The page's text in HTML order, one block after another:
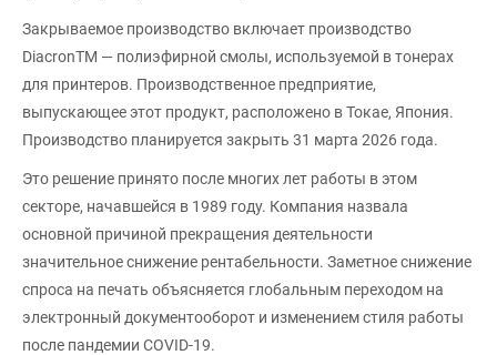
Закрываемое производство включает производство
DiacronTM — полиэфирной смолы, используемой в тонерах
для принтеров. Производственное предприятие,
выпускающее этот продукт, расположено в Токае, Япония.
Производство планируется закрыть 31 марта 2026 года.
Это решение принято после многих лет работы в этом
секторе, начавшейся в 1989 году. Компания назвала
основной причиной прекращения деятельности
значительное снижение рентабельности. Заметное снижение
спроса на печать объясняется глобальным переходом на
электронный документооборот и изменением стиля работы
после пандемии COVID-19.